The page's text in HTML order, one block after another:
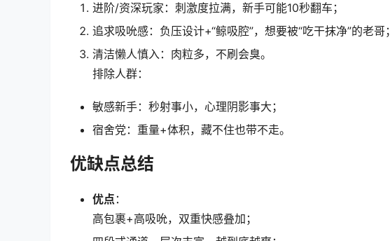
进阶/资深玩家：刺激度拉满，新手可能10秒翻车；
追求吸吮感：负压设计+“鲸吸腔”，想要被“吃干抹净”的老哥；
清洁懒人慎入：肉粒多，不刷会臭。
排除人群：
敏感新手：秒射事小，心理阴影事大；
宿舍党：重量+体积，藏不住也带不走。
优缺点总结
优点 ：
高包裹+高吸吮，双重快感叠加；